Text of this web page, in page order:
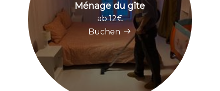
Ménage du gîte
ab 12€
Buchen